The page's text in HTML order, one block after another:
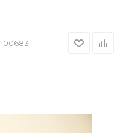
100683